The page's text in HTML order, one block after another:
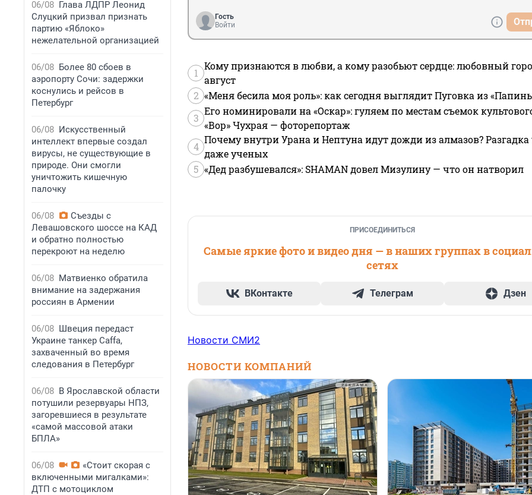
06/08 Глава ЛДПР Леонид
Слуцкий призвал признать
партию «Яблоко»
нежелательной организацией
06/08 Более 80 сбоев в
аэропорту Сочи: задержки
коснулись и рейсов в
Петербург
06/08 Искусственный
интеллект впервые создал
вирусы, не существующие в
природе. Они смогли
уничтожить кишечную
палочку
06/08
Съезды с
Левашовского шоссе на КАД
и обратно полностью
перекроют на неделю
06/08 Матвиенко обратила
внимание на задержания
россиян в Армении
06/08 Швеция передаст
Украине танкер Caffa,
захваченный во время
следования в Петербург
06/08 В Ярославской области
потушили резервуары НПЗ,
загоревшиеся в результате
«самой массовой атаки
БПЛА»
06/08
«Стоит скорая с
включенными мигалками»:
ДТП с мотоциклом
Гость
Войти
1
Кому признаются в любви, а кому разобьют сердце: любовный
август
2 «Меня бесила моя роль»: как сегодня выглядит Пуговка из
3
Его номинировали на «Оскар»: гуляем по местам съемок
«Вор» Чухрая — фоторепортаж
4
Почему внутри Урана и Нептуна идут дожди из алмазов?
даже ученых
5 «Дед разбушевался»: SHAMAN довел Мизулину — что он натворил
ПРИСОЕДИНИТЬСЯ
Самые яркие фото и видео дня — в наших группах в
сетях
ВКонтакте Телеграм Дзен
Новости СМИ2
НОВОСТИ КОМПАНИЙ